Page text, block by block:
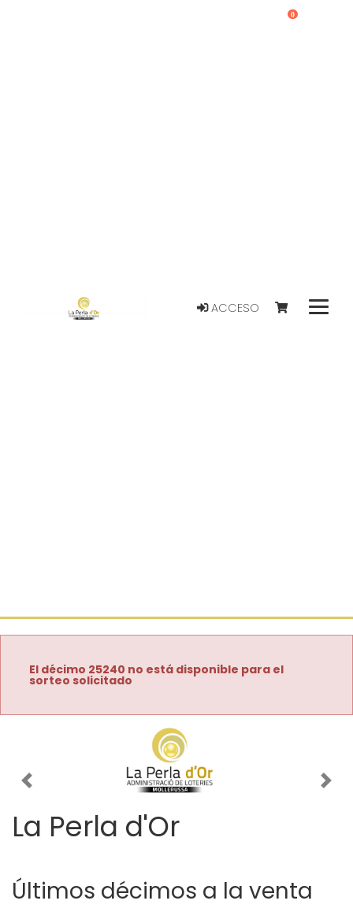
ACCESO
0
El décimo 25240 no está disponible para el
sorteo solicitado
Imagen anterior
La Perla d'Or
Últimos décimos a la venta